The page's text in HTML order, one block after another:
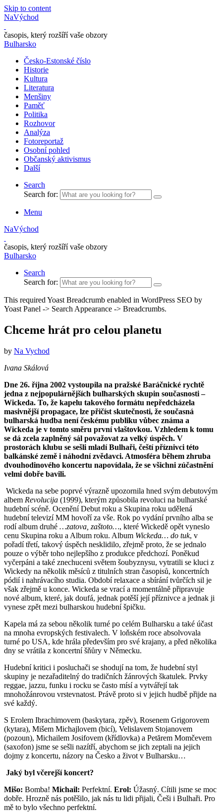
Skip to content
NaVýchod
časopis, který rozšíří vaše obzory
Bulharsko
Česko-Estonské číslo
Historie
Kultura
Literatura
Menšiny
Paměť
Politika
Rozhovor
Analýza
Fotoreportaž
Osobní pohled
Občanský aktivismus
Další
Search
Search for:
Menu
NaVýchod
časopis, který rozšíří vaše obzory
Bulharsko
Search
Search for:
This required Yoast Breadcrumb enabled in WordPress SEO by
Yoast Panel -> Search Appearance -> Breadcrumbs.
Chceme hrát pro celou planetu
by Na Vychod
Ivana Skálová
Dne 26. října 2002 vystoupila na pražské Baráčnické rychtě
jedna z nejpopulárnějších bulharských skupin současnosti –
Wickeda. To, že kapelu takového formátu nepředcházela
masivnější propagace, lze přičíst skutečnosti, že současná
bulharská hudba není českému publiku vůbec známa a
Wickeda je v tomto směru první vlaštovkou. Vzhledem k tomu
se dá zcela zaplněný sál považovat za velký úspěch. V
prostorách klubu se sešli mladí Bulhaři, čeští příznivci této
balkánské země i náhodní zvědavci. Atmosféra během zhruba
dvouhodinového koncertu napovídala, že se všichni zúčastnění
velmi dobře bavili.
Wickeda na sebe poprvé výrazně upozornila hned svým debutovým
albem Revolucija (1999), kterým způsobila revoluci na bulharské
hudební scéně. Ocenění Debut roku a Skupina roku udělená
hudební televizí MM hovoří za vše. Rok po vydání prvního alba se
rodí album druhé …zatova, zaštoto…, které Wickedě opět vyneslo
cenu Skupina roku a Album roku. Album Wickeda… do tuk, v
pořadí třetí, takový úspěch nesklidilo, zřejmě proto, že se jednalo
pouze o výběr toho nejlepšího z produkce předchozí. Poněkud
vyčerpáni a také znechuceni světem šoubyznysu, vytratili se kluci z
Wickedy na několik měsíců z titulních stran časopisů, koncertních
pódií i nahrávacího studia. Období relaxace a sbírání tvůrčích sil je
však zřejmě u konce. Wickeda se vrací a momentálně připravuje
nové album, které, jak doufá, jednak potěší její příznivce a jednak ji
vynese zpět mezi bulharskou hudební špičku.
Kapela má za sebou několik turné po celém Bulharsku a také účast
na mnoha evropských festivalech. V loňském roce absolvovala
turné po USA, kde hrála především pro své krajany, a před několika
dny se vrátila z koncertní šňůry v Německu.
Hudební kritici i posluchači se shodují na tom, že hudební styl
skupiny je nezařaditelný do tradičních žánrových škatulek. Prvky
reggae, jazzu, funku i rocku se často mísí a vytvářejí tak
mnohožánrovou vrstevnatost. Právě proto si v jejich hudbě přijde na
své každý.
S Erolem Ibrachimovem (baskytara, zpěv), Rosenem Grigorovem
(kytara), Mišem Michajlovem (bicí), Velislavem Stojanovem
(pozoun), Michailem Josifovem (křídlovka) a Petărem Momčevem
(saxofon) jsme se sešli nazítří, abychom se jich zeptali na jejich
dojmy z koncertu, názory na Česko a život v Bulharsku…
Jaký byl včerejší koncert?
Mišo: Bomba! Michail: Perfektní. Erol: Úžasný. Cítili jsme se moc
dobře. Hrozně nás potěšilo, jak nás tu lidi přijali, Češi i Bulhaři. Pro
mě to bylo všechno perfektní.